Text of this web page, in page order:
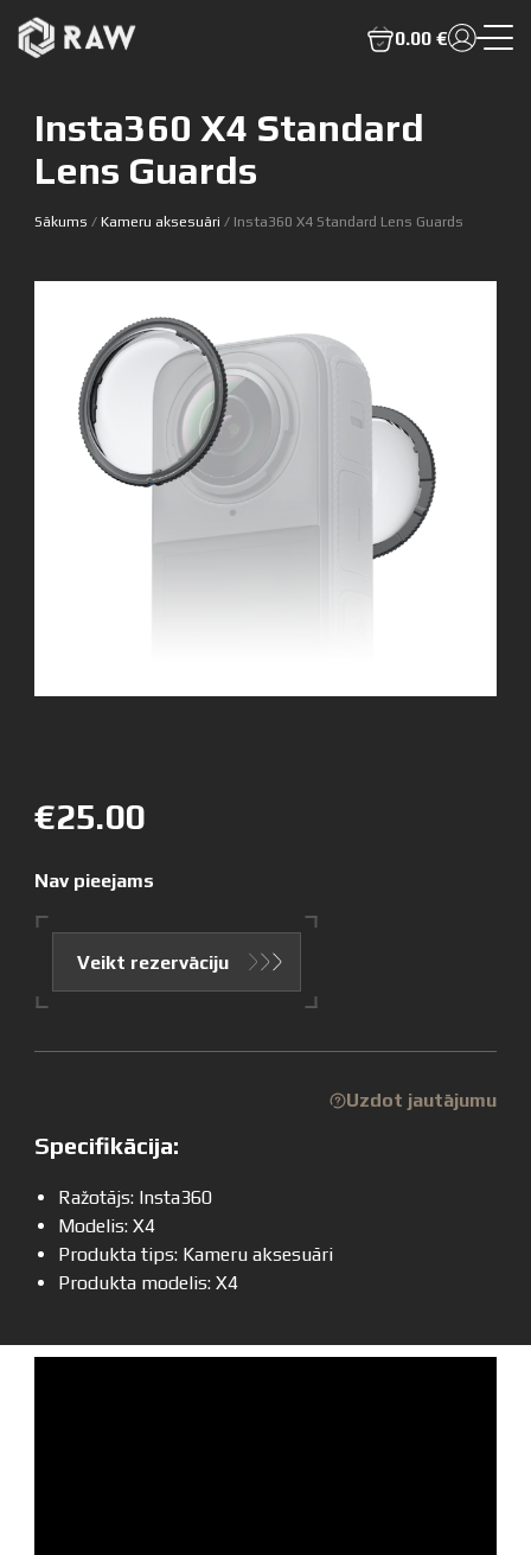
0.00 €
Insta360 X4 Standard
Lens Guards
Sākums /Kameru aksesuāri / Insta360 X4 Standard Lens Guards
€25.00
Nav pieejams
Veikt rezervāciju
Uzdot jautājumu
Specifikācija:
Ražotājs: Insta360
Modelis: X4
Produkta tips: Kameru aksesuāri
Produkta modelis: X4